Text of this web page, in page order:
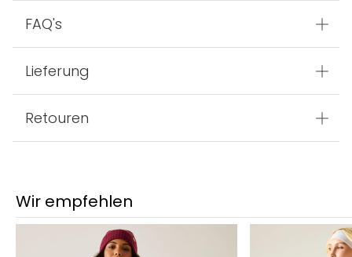
FAQ's
Lieferung
Retouren
Wir empfehlen